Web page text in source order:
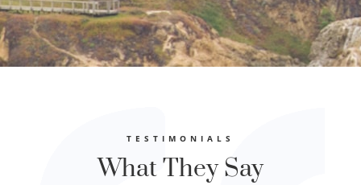
TESTIMONIALS
What They Say